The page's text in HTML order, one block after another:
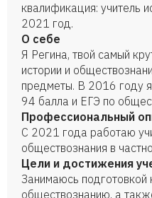
квалификация: учитель
2021 год.
О себе
Я Регина, твой самый
истории и
предметы. В 2016 году
94 балла и ЕГЭ по
Профессиональный
С 2021 года работаю
обществознания в
Цели и достижения
Занимаюсь
обществознанию, а